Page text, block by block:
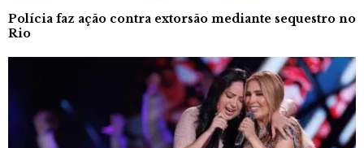
Polícia faz ação contra extorsão mediante sequestro no
Rio